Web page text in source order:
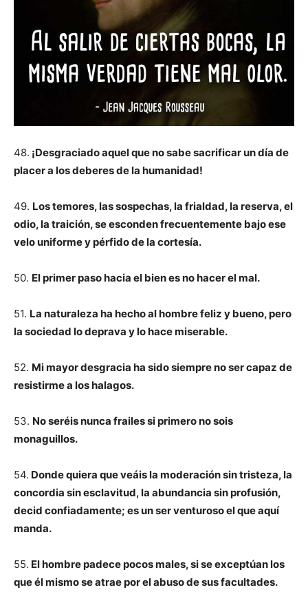
48. ¡Desgraciado aquel que no sabe sacrificar un día de
placer a los deberes de la humanidad!
49. Los temores, las sospechas, la frialdad, la reserva, el
odio, la traición, se esconden frecuentemente bajo ese
velo uniforme y pérfido de la cortesía.
50. El primer paso hacia el bien es no hacer el mal.
51. La naturaleza ha hecho al hombre feliz y bueno, pero
la sociedad lo deprava y lo hace miserable.
52. Mi mayor desgracia ha sido siempre no ser capaz de
resistirme a los halagos.
53. No seréis nunca frailes si primero no sois
monaguillos.
54. Donde quiera que veáis la moderación sin tristeza, la
concordia sin esclavitud, la abundancia sin profusión,
decid confiadamente; es un ser venturoso el que aquí
manda.
55. El hombre padece pocos males, si se exceptúan los
que él mismo se atrae por el abuso de sus facultades.